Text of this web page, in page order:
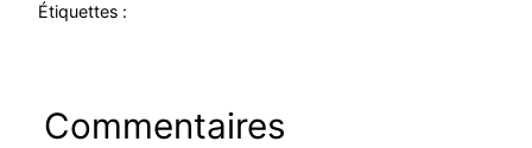
Étiquettes :
Commentaires